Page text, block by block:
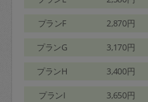
プランF 2,870円
プランG 3,170円
プランH 3,400円
プランI 3,650円